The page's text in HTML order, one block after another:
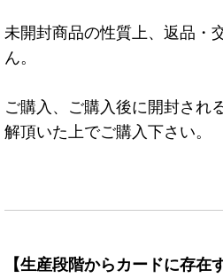
未開封商品の性質上、返品・
ん。
ご購入、ご購入後に開封され
解頂いた上でご購入下さい。
【生産段階からカードに存